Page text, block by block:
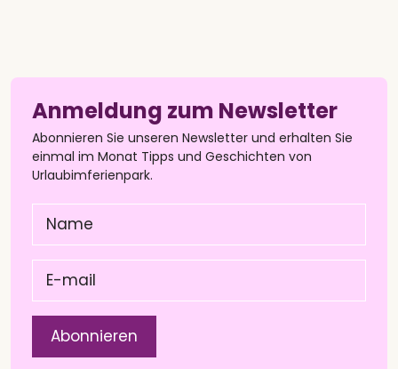
Anmeldung zum Newsletter
Abonnieren Sie unseren Newsletter und erhalten Sie
einmal im Monat Tipps und Geschichten von
Urlaubimferienpark.
Name
mail (Pflichtfeld)